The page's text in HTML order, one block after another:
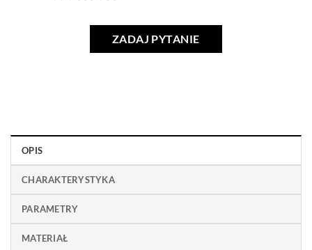
ZADAJ PYTANIE
OPIS
CHARAKTERYSTYKA
PARAMETRY
MATERIAŁ